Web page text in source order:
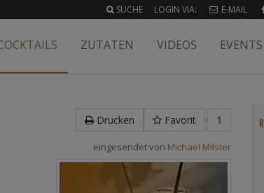
SUCHE LOGIN VIA: E-MAIL
ZUTATEN VIDEOS EVENTS
Drucken Favorit 1
eingesendet von Michael Milster